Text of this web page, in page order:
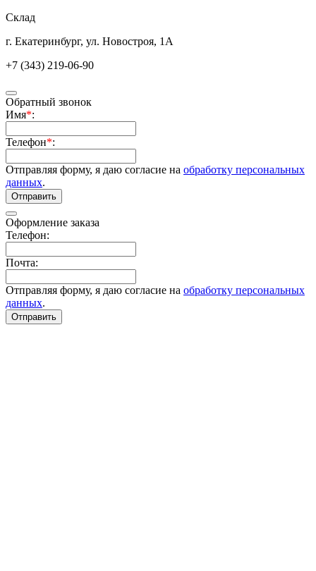
Склад
г. Екатеринбург, ул. Новостроя, 1А
+7 (343) 219-06-90
Обратный звонок
Имя*:
Телефон*:
Отправляя форму, я даю согласие на обработку персональных
данных.
Отправить
Оформление заказа
Телефон:
Почта:
Отправляя форму, я даю согласие на обработку персональных
данных.
Отправить